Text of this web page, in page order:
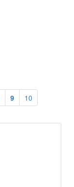
9 10